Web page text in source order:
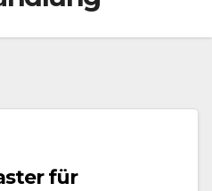
für